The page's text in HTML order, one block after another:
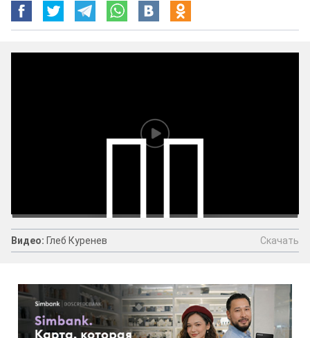
Видео: Глеб Куренев Скачать